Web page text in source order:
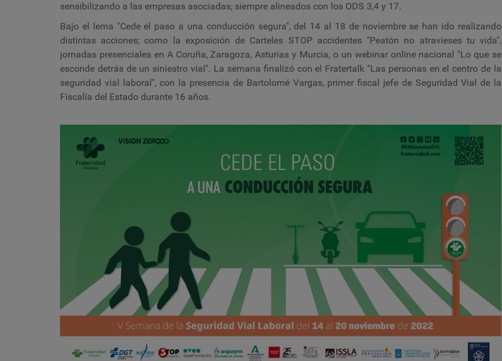
sensibilizando a las empresas asociadas; siempre alineados con los ODS 3,4 y 17.
Bajo el lema "Cede el paso a una conducción segura", del 14 al 18 de noviembre se han ido realizando
distintas acciones; como la exposición de Carteles STOP accidentes "Peatón no atravieses tu vida",
jornadas presenciales en A Coruña, Zaragoza, Asturias y Murcia, o un webinar online nacional "Lo que se
esconde detrás de un siniestro vial". La semana finalizó con el Fratertalk "Las personas en el centro de la
seguridad vial laboral", con la presencia de Bartolomé Vargas, primer fiscal jefe de Seguridad Vial de la
Fiscalía del Estado durante 16 años.